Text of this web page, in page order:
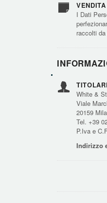
I Dati
raccolti
White &
Viale
20159
Tel. +39
P.Iva e
Indirizzo